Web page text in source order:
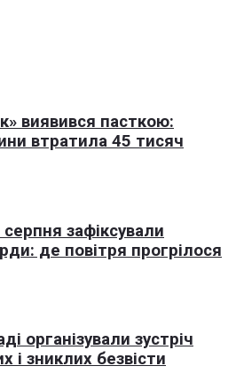
виявився пасткою:
втратила 45 тисяч
зафіксували
де повітря прогрілося
організували зустріч
і зниклих безвісти